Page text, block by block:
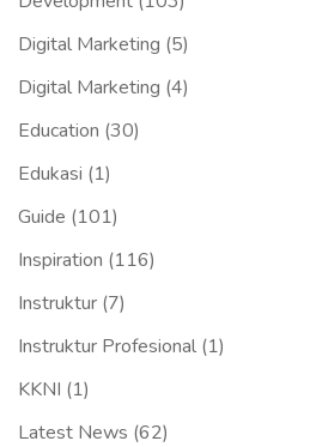
Digital Marketing (5)
Digital Marketing (4)
Education (30)
Edukasi (1)
Guide (101)
Inspiration (116)
Instruktur (7)
Instruktur Profesional (1)
KKNI (1)
Latest News (62)